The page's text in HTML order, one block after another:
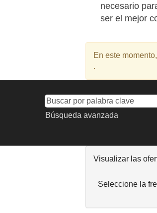
necesario
ser el mejor
En este
.
Búsqueda avanzada
Visualizar las
Seleccione la